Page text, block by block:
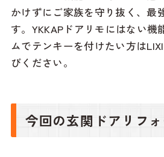
かけずにご家族を守り抜く、最
す。YKKAPドアリモにはない機
ムでテンキーを付けたい方は
びください。
今回の玄関ドアリフ